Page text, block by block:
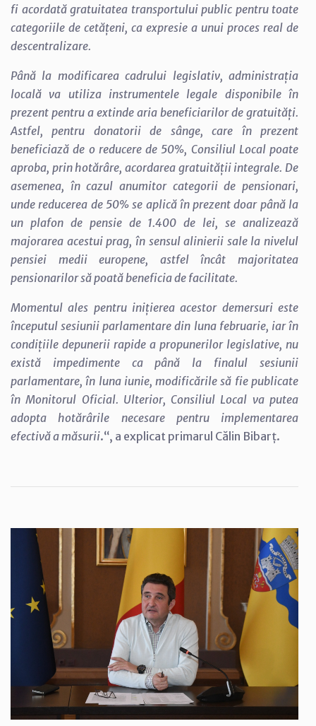
fi acordată gratuitatea transportului public pentru toate
categoriile de cetățeni, ca expresie a unui proces real de
descentralizare.
Până la modificarea cadrului legislativ, administrația
locală va utiliza instrumentele legale disponibile în
prezent pentru a extinde aria beneficiarilor de gratuități.
Astfel, pentru donatorii de sânge, care în prezent
beneficiază de o reducere de 50%, Consiliul Local poate
aproba, prin hotărâre, acordarea gratuității integrale. De
asemenea, în cazul anumitor categorii de pensionari,
unde reducerea de 50% se aplică în prezent doar până la
un plafon de pensie de 1.400 de lei, se analizează
majorarea acestui prag, în sensul alinierii sale la nivelul
pensiei medii europene, astfel încât majoritatea
pensionarilor să poată beneficia de facilitate.
Momentul ales pentru inițierea acestor demersuri este
începutul sesiunii parlamentare din luna februarie, iar în
condițiile depunerii rapide a propunerilor legislative, nu
există impedimente ca până la finalul sesiunii
parlamentare, în luna iunie, modificările să fie publicate
în Monitorul Oficial. Ulterior, Consiliul Local va putea
adopta hotărârile necesare pentru implementarea
efectivă a măsurii.“, a explicat primarul Călin Bibarț.